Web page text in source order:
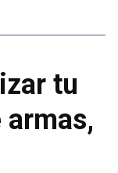
tu